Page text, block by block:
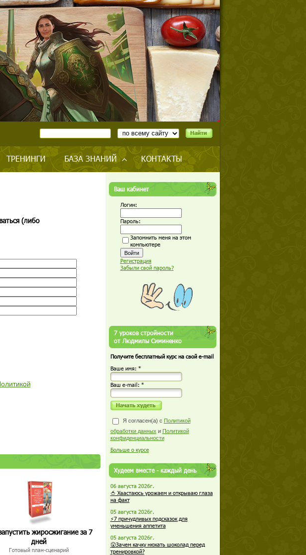
ТРЕНИНГИ БАЗА ЗНАНИЙ КОНТАКТЫ
(либо
жиросжигание за 7
дней
Готовый план-сценарий
Ваш кабинет
Логин:
Пароль:
Запомнить меня на этом
компьютере
Регистрация
Забыли свой пароль?
7 уроков стройности
от Людмилы Симиненко
Получите бесплатный курс на свой e-mail
Ваше имя: *
Ваш е-mail: *
Я согласен(а) с Политикой
обработки данных и Политикой
конфиденциальности
Больше о курсе
Худеем вместе - каждый день
06 августа 2026г.
🍅 Хвастаюсь урожаем и открываю глаза
на факт
05 августа 2026г.
⚡7 причудливых подсказок для
уменьшения аппетита
05 августа 2026г.
😮Зачем качку нюхать шоколад перед
тренировкой?